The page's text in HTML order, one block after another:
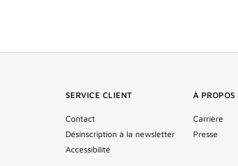
SERVICE CLIENT
Contact
Désinscription à la newsletter
Accessibilité
À PROPOS
Carrière
Presse